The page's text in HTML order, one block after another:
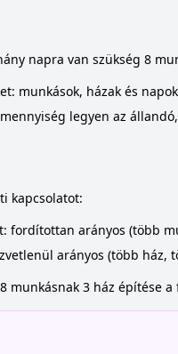
napra van szükség 8
munkások, házak és
legyen az
kapcsolatot:
fordítottan arányos (több
arányos (több ház,
munkásnak 3 ház építése